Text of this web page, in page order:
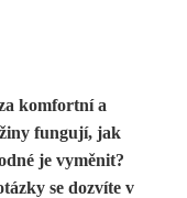
komfortní a
fungují, jak
je vyměnit?
se dozvíte v